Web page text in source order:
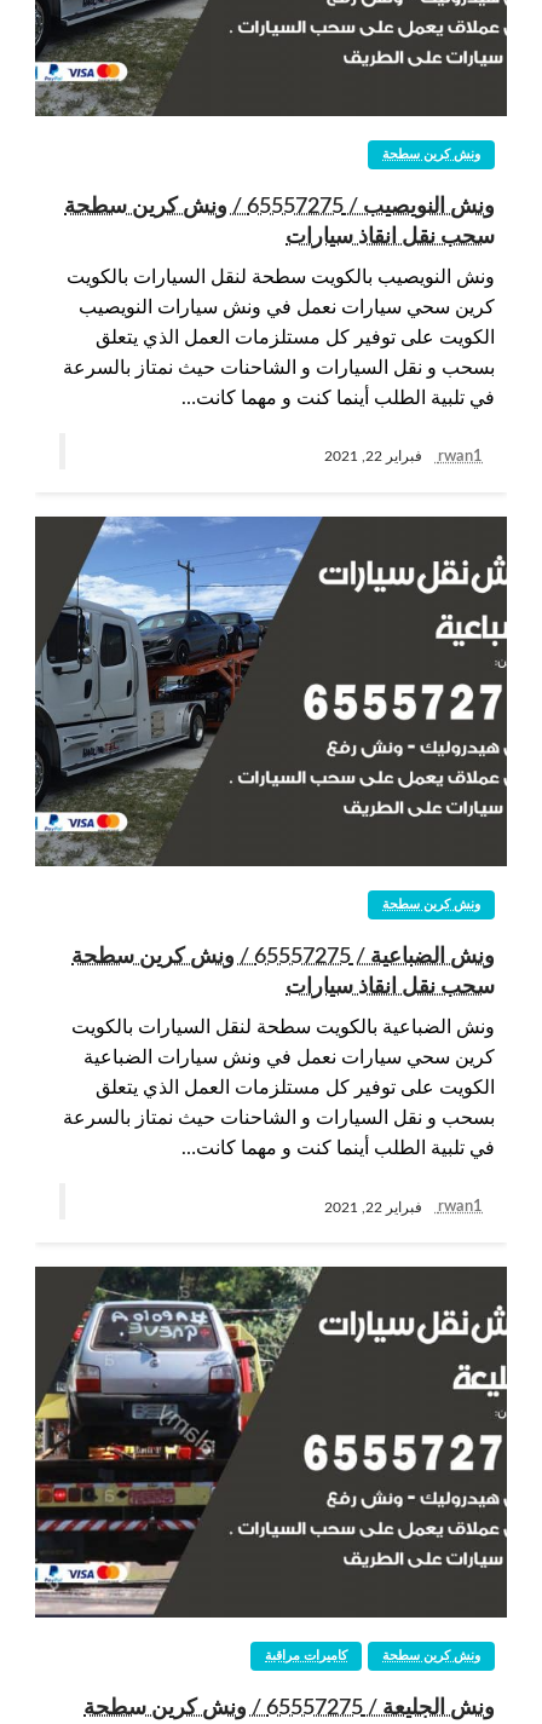
ونش كرين سطحة
ونش النويصيب / 65557275 / ونش كرين سطحة
سحب نقل انقاذ سيارات
ونش النويصيب بالكويت سطحة لنقل السيارات بالكويت
كرين سحي سيارات نعمل في ونش سيارات النويصيب
الكويت على توفير كل مستلزمات العمل الذي يتعلق
بسحب و نقل السيارات و الشاحنات حيث نمتاز بالسرعة
في تلبية الطلب أينما كنت و مهما كانت…
rwan1 فبراير 22, 2021
ونش كرين سطحة
ونش الضباعية / 65557275 / ونش كرين سطحة
سحب نقل انقاذ سيارات
ونش الضباعية بالكويت سطحة لنقل السيارات بالكويت
كرين سحي سيارات نعمل في ونش سيارات الضباعية
الكويت على توفير كل مستلزمات العمل الذي يتعلق
بسحب و نقل السيارات و الشاحنات حيث نمتاز بالسرعة
في تلبية الطلب أينما كنت و مهما كانت…
rwan1 فبراير 22, 2021
كاميرات مراقبة ونش كرين سطحة
ونش الجليعة / 65557275 / ونش كرين سطحة